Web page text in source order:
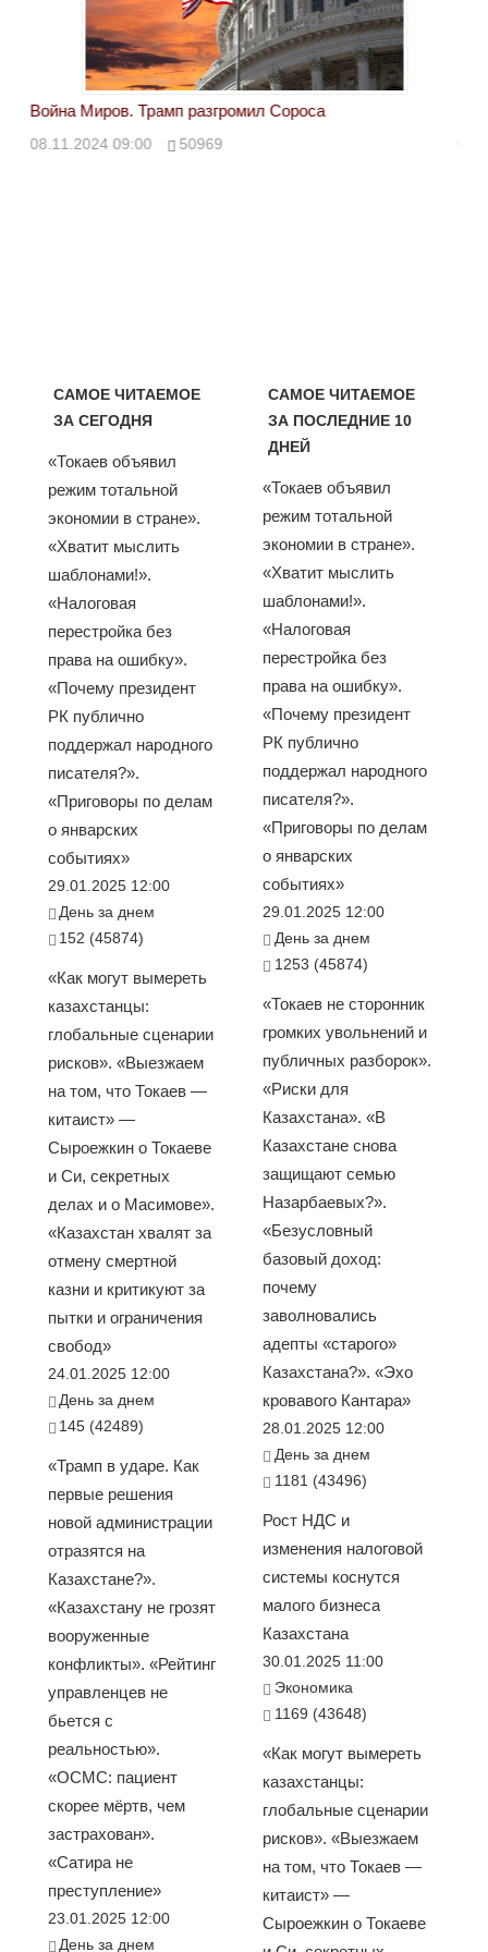
Война Миров. Трамп разгромил Сороса
08.11.2024 09:00 50969
САМОЕ ЧИТАЕМОЕ
ЗА СЕГОДНЯ
«Токаев объявил
режим тотальной
экономии в стране».
«Хватит мыслить
шаблонами!».
«Налоговая
перестройка без
права на ошибку».
«Почему президент
РК публично
поддержал народного
писателя?».
«Приговоры по делам
о январских
событиях»
29.01.2025 12:00
День за днем
152 (45874)
«Как могут вымереть
казахстанцы:
глобальные сценарии
рисков». «Выезжаем
на том, что Токаев —
китаист» —
Сыроежкин о Токаеве
и Си, секретных
делах и о Масимове».
«Казахстан хвалят за
отмену смертной
казни и критикуют за
пытки и ограничения
свобод»
24.01.2025 12:00
День за днем
145 (42489)
«Трамп в ударе. Как
первые решения
новой администрации
отразятся на
Казахстане?».
«Казахстану не грозят
вооруженные
конфликты». «Рейтинг
управленцев не
бьется с
реальностью».
«ОСМС: пациент
скорее мёртв, чем
застрахован».
«Сатира не
преступление»
23.01.2025 12:00
День за днем
САМОЕ ЧИТАЕМОЕ
ЗА ПОСЛЕДНИЕ 10
ДНЕЙ
«Токаев объявил
режим тотальной
экономии в стране».
«Хватит мыслить
шаблонами!».
«Налоговая
перестройка без
права на ошибку».
«Почему президент
РК публично
поддержал народного
писателя?».
«Приговоры по делам
о январских
событиях»
29.01.2025 12:00
День за днем
1253 (45874)
«Токаев не сторонник
громких увольнений и
публичных разборок».
«Риски для
Казахстана». «В
Казахстане снова
защищают семью
Назарбаевых?».
«Безусловный
базовый доход:
почему
заволновались
адепты «старого»
Казахстана?». «Эхо
кровавого Кантара»
28.01.2025 12:00
День за днем
1181 (43496)
Рост НДС и
изменения налоговой
системы коснутся
малого бизнеса
Казахстана
30.01.2025 11:00
Экономика
1169 (43648)
«Как могут вымереть
казахстанцы:
глобальные сценарии
рисков». «Выезжаем
на том, что Токаев —
китаист» —
Сыроежкин о Токаеве